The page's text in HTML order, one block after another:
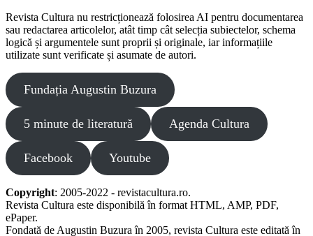
Revista Cultura nu restricționează folosirea AI pentru documentarea
sau redactarea articolelor, atât timp cât selecția subiectelor, schema
logică și argumentele sunt proprii și originale, iar informațiile
utilizate sunt verificate și asumate de autori.
Fundația Augustin Buzura
5 minute de literatură Agenda Cultura
Facebook Youtube
Copyright: 2005-2022 - revistacultura.ro.
Revista Cultura este disponibilă în format HTML, AMP, PDF,
ePaper.
Fondată de Augustin Buzura în 2005, revista Cultura este editată în